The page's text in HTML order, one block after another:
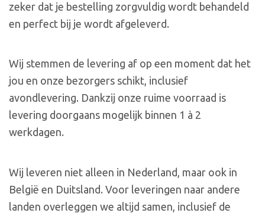
zeker dat je bestelling zorgvuldig wordt behandeld
en perfect bij je wordt afgeleverd.
Wij stemmen de levering af op een moment dat het
jou en onze bezorgers schikt, inclusief
avondlevering. Dankzij onze ruime voorraad is
levering doorgaans mogelijk binnen 1 à 2
werkdagen.
Wij leveren niet alleen in Nederland, maar ook in
België en Duitsland. Voor leveringen naar andere
landen overleggen we altijd samen, inclusief de